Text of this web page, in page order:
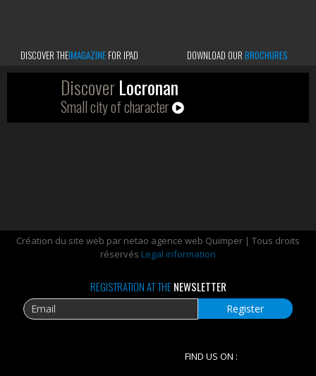
DISCOVER THEIMAGAZINEFOR IPAD DOWNLOAD OUR BROCHURES
DiscoverLocronan
Small city of character
Création du site web par netao agence web Quimper | Tous droits
réservés Legal information
REGISTRATION AT THENEWSLETTER
FIND US ON :